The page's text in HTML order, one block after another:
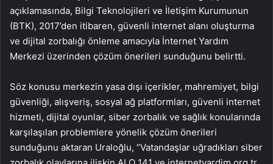
açıklamasında, Bilgi Teknolojileri ve İletişim Kurumunun
(BTK), 2017’den itibaren, güvenli internet alanı oluşturma
ve dijital zorbalığı önleme amacıyla İnternet Yardım
Merkezi üzerinden çözüm önerileri sunduğunu belirtti.
Söz konusu merkezin yasa dışı içerikler, mahremiyet, bilgi
güvenliği, alışveriş, sosyal ağ platformları, güvenli internet
hizmeti, dijital oyunlar, siber zorbalık ve sağlık konularında
karşılaşılan problemlere yönelik çözüm önerileri
sunduğunu aktaran Uraloğlu, “Vatandaşlar uğradıkları siber